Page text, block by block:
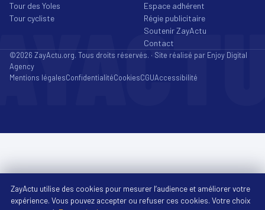
Tour des Yoles
Tour cycliste
Espace adhérent
Régie publicitaire
Soutenir ZayActu
Contact
©2026 ZayActu.org. Tous droits réservés. · Site réalisé par Enjoy Digital
Agency
Mentions légalesConfidentialitéCookiesCGUAccessibilité
ZayActu utilise des cookies pour mesurer l’audience et améliorer votre
expérience. Vous pouvez accepter ou refuser ces cookies. Votre choix